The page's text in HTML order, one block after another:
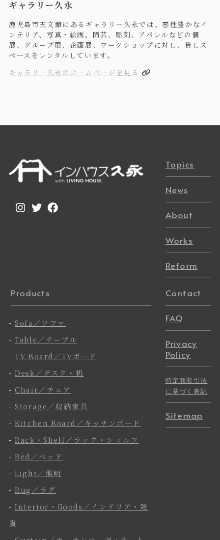
ギャラリー久永
鹿児島市天文館にあるギャラリー久永では、感性豊かなイ
ンテリア、写真・絵画、陶芸、彫刻、アパレルなどの個
展、グループ展、企画展、ワークショップに対し、貸しス
ペースをレンタルしています。
ギャラリー久永のホームページを見る
Instagram
TwitterFacebook
Topics
News
About
Works
Reform
Products
-Sofa／ソファ
-Table／テーブル
-TV Board／TVボード
-Desk／デスク・机
- Chair／チェア
-Storage／収納家具
-Kitchen Board／キッチンボード
-Rack・Shelf／ラック・シェルフ
-Bed／ベッド
-Light／照明
-Rug／ラグ
-Interior・Goods／インテリア・雑
貨
Contact
FAQ
Privacy
Policy
特定商取引法
に基づく表記
Sitemap